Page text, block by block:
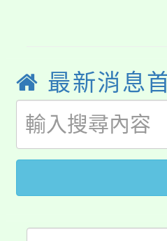
系所師生
學籍身 分
版
淨零綠領
公告本校
代理(課)
「2026金
桃園市
生本土語
最新消息